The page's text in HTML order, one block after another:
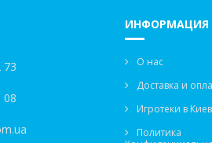
73
08
ИНФОРМАЦИЯ
О нас
Доставка и
Игротеки в
Политика